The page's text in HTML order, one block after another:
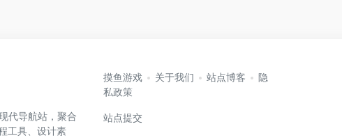
代导航站，聚合
工具、设计素
摸鱼游戏 关于我们 站点博客
隐
私政策
站点提交